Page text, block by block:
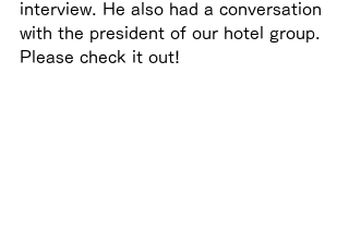
interview. He also had a conversation
with the president of our hotel group.
Please check it out!